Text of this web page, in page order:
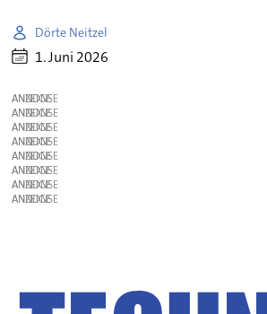
Dörte Neitzel
1. Juni 2026
ANZEIGE
ANZEIGE
ANZEIGE
ANZEIGE
ANZEIGE
ANZEIGE
ANZEIGE
ANZEIGE